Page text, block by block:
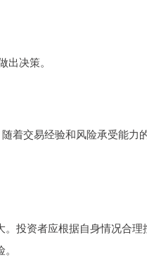
决策。
着交易经验和风险承受能力
投资者应根据自身情况合